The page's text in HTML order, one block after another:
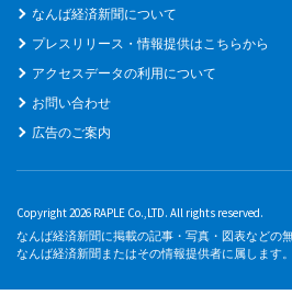
なんば経済新聞について
プレスリリース・情報提供はこちらから
アクセスデータの利用について
お問い合わせ
広告のご案内
Copyright 2026 RAPLE Co.,LTD. All rights reserved.
なんば経済新聞に掲載の記事・写真・図表などの
なんば経済新聞またはその情報提供者に属します。